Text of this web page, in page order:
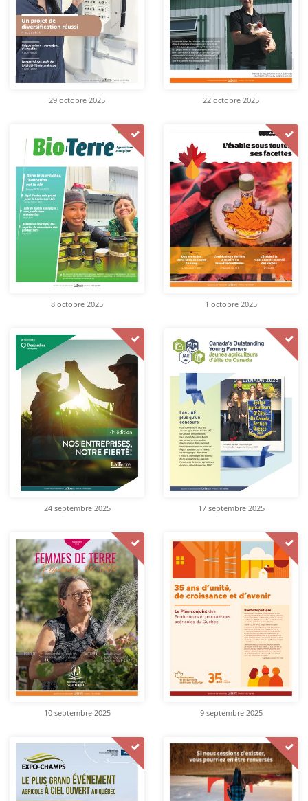
29 octobre 2025 22 octobre 2025
8 octobre 2025 1 octobre 2025
24 septembre 2025 17 septembre 2025
10 septembre 2025 9 septembre 2025